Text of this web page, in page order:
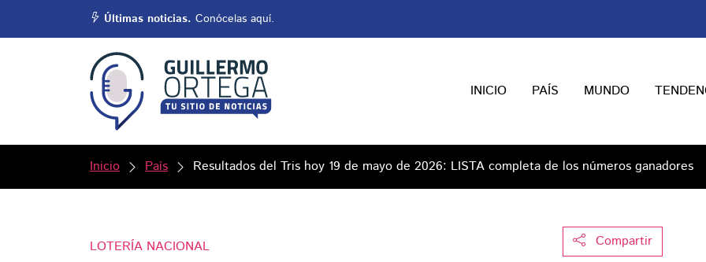
Últimas noticias. Conócelas aquí.
INICIO PAÍS MUNDO
Inicio País Resultados del Tris hoy 19 de mayo de 2026: LISTA completa de los números ganadores
Compartir
LOTERÍA NACIONAL